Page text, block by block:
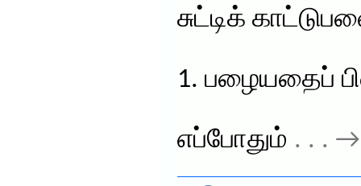
சுட்டிக்
1. பழையதைப்
எப்போதும் . . .